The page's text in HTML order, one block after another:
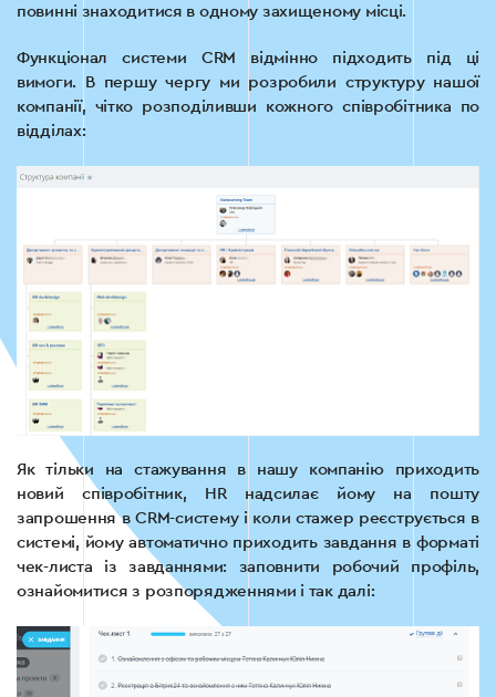
повинні знаходитися в одному захищеному місці.
Функціонал системи CRM відмінно підходить під ці
вимоги. В першу чергу ми розробили структуру нашої
компанії, чітко розподіливши кожного співробітника по
відділах:
Як тільки на стажування в нашу компанію приходить
новий співробітник, HR надсилає йому на пошту
запрошення в CRM-систему і коли стажер реєструється в
системі, йому автоматично приходить завдання в форматі
чек-листа із завданнями: заповнити робочий профіль,
ознайомитися з розпорядженнями і так далі: